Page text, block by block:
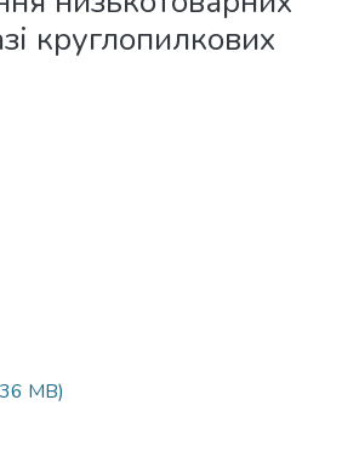
круглопилкових
MB)